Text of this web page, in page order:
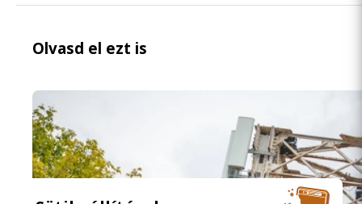
Olvasd el ezt is